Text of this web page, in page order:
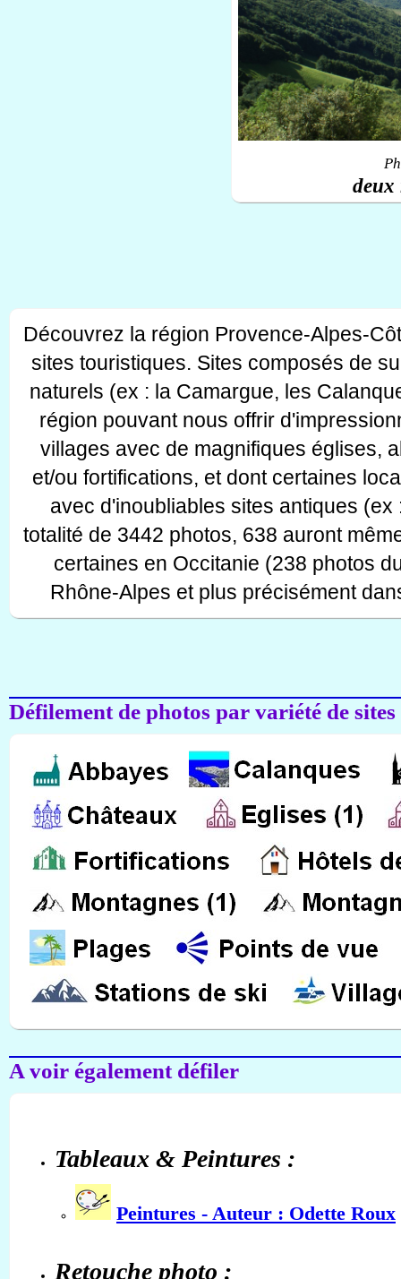
deux
Découvrez la région Provence-Alpes-
sites touristiques. Sites composés de
naturels (ex : la Camargue, les
région pouvant nous offrir
villages avec de magnifiques églises,
et/ou fortifications, et dont certaines
avec d'inoubliables sites antiques
totalité de 3442 photos, 638 auront
certaines en Occitanie (238 photos
Rhône-Alpes et plus précisément
Défilement de photos par variété de
A voir également défiler
Tableaux & Peintures :
Peintures - Auteur : Odette Roux
Retouche photo :